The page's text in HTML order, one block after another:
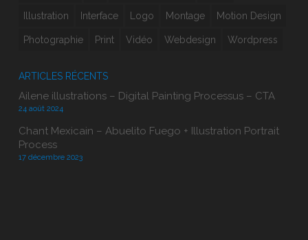
Illustration Interface Logo Montage Motion Design
Photographie Print Vidéo Webdesign Wordpress
ARTICLES RÉCENTS
Ailene illustrations – Digital Painting Processus – CTA
24 août 2024
Chant Mexicain – Abuelito Fuego + Illustration Portrait
Process
17 décembre 2023